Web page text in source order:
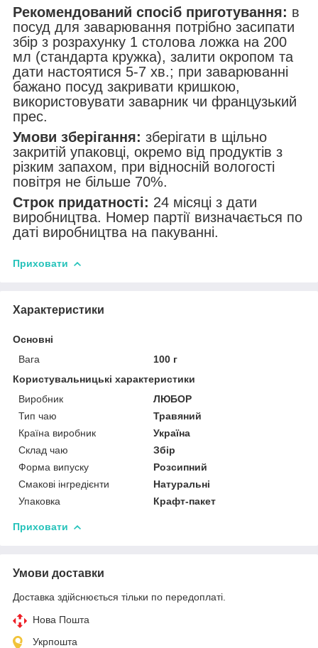
Рекомендований спосіб приготування: в
посуд для заварювання потрібно засипати
збір з розрахунку 1 столова ложка на 200
мл (стандарта кружка), залити окропом та
дати настоятися 5-7 хв.; при заварюванні
бажано посуд закривати кришкою,
використовувати заварник чи французький
прес.
Умови зберігання: зберігати в щільно
закритій упаковці, окремо від продуктів з
різким запахом, при відносній вологості
повітря не більше 70%.
Строк придатності: 24 місяці з дати
виробництва. Номер партії визначається по
даті виробництва на пакуванні.
Приховати
Характеристики
Основні
Вага
100 г
Користувальницькі характеристики
Виробник
ЛЮБОР
Тип чаю
Травяний
Країна виробник
Україна
Склад чаю
Збір
Форма випуску
Розсипний
Смакові інгредієнти
Натуральні
Упаковка
Крафт-пакет
Приховати
Умови доставки
Доставка здійснюється тільки по передоплаті.
Нова Пошта
Укрпошта